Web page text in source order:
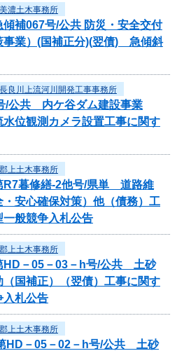
美濃土木事務所
傾補067号/公共 防災・安全交付
事業）(国補正分)(翌債) 急傾斜
長良川上流河川開発工事事務所
/公共 内ケ谷ダム建設事業
水位観測カメラ設置工事に関す
郡上土木事務所
R7暮修繕-2他号/県単 道路維
安心確保対策）他（債務）工
般競争入札公告
郡上土木事務所
HD－05－03－h号/公共 土砂
国補正）（翌債）工事に関す
入札公告
郡上土木事務所
HD－05－02－h号/公共 土砂